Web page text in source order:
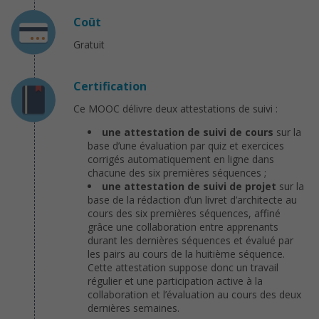
Coût
Gratuit
Certification
Ce MOOC délivre deux attestations de suivi :
une attestation de suivi de cours sur la
base d’une évaluation par quiz et exercices
corrigés automatiquement en ligne dans
chacune des six premières séquences ;
une attestation de suivi de projet sur la
base de la rédaction d’un livret d’architecte au
cours des six premières séquences, affiné
grâce une collaboration entre apprenants
durant les dernières séquences et évalué par
les pairs au cours de la huitième séquence.
Cette attestation suppose donc un travail
régulier et une participation active à la
collaboration et l’évaluation au cours des deux
dernières semaines.